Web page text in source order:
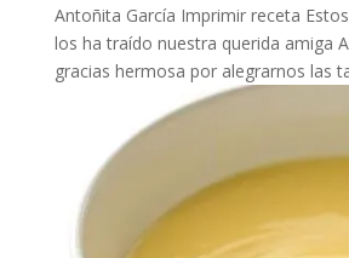
Antoñita García Imprimir receta
los ha traído nuestra querida amiga
gracias hermosa por alegrarnos las